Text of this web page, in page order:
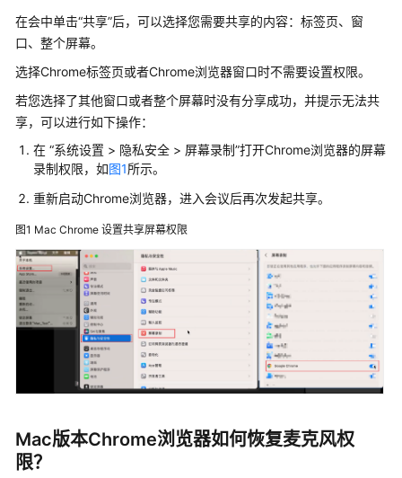
告
产
介
绍
计
说
明
购
买
南
管
在会中单击“共享”后，可以选择您需要共享的内容：标签页、窗
口、整个屏幕。
选择Chrome标签页或者Chrome浏览器窗口时不需要设置权限。
若您选择了其他窗口或者整个屏幕时没有分享成功，并提示无法共
享，可以进行如下操作：
在 “系统设置 > 隐私安全 > 屏幕录制”打开Chrome浏览器的屏幕
录制权限，如图1所示。
重新启动Chrome浏览器，进入会议后再次发起共享。
图1 Mac Chrome 设置共享屏幕权限
Mac版本Chrome浏览器如何恢复麦克风权
限？